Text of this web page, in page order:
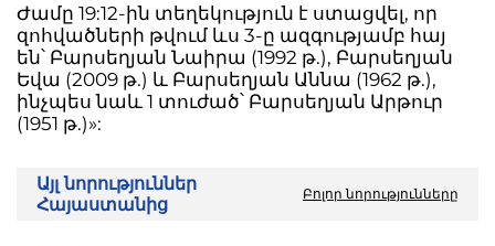
Ժամը 19:12-ին տեղեկություն է ստացվել, որ
զոհվածների թվում ևս 3-ը ազգությամբ հայ
են՝ Բարսեղյան Նաիրա (1992 թ.), Բարսեղյան
Եվա (2009 թ.) և Բարսեղյան Աննա (1962 թ.),
ինչպես նաև 1 տուժած՝ Բարսեղյան Արթուր
(1951 թ.)»:
Այլ նորություններ
Հայաստանից
Բոլոր նորությունները